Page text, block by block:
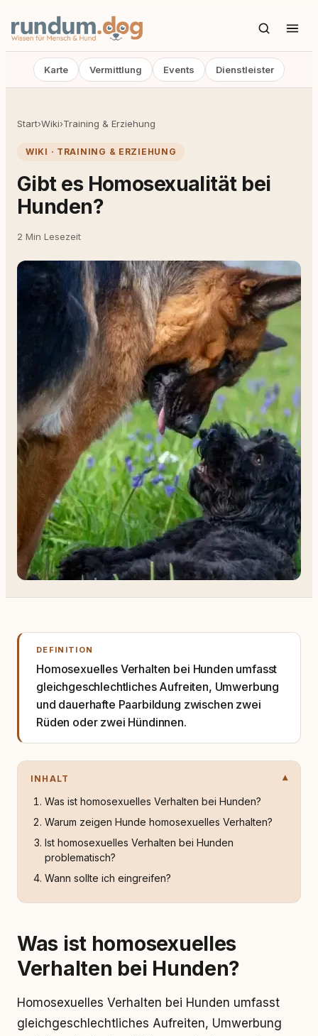
Karte Vermittlung Events Dienstleister
Start›Wiki›Training & Erziehung
WIKI · TRAINING & ERZIEHUNG
Gibt es Homosexualität bei
Hunden?
2 Min Lesezeit
DEFINITION
Homosexuelles Verhalten bei Hunden umfasst
gleichgeschlechtliches Aufreiten, Umwerbung
und dauerhafte Paarbildung zwischen zwei
Rüden oder zwei Hündinnen.
INHALT
Was ist homosexuelles Verhalten bei Hunden?
Warum zeigen Hunde homosexuelles Verhalten?
Ist homosexuelles Verhalten bei Hunden
problematisch?
Wann sollte ich eingreifen?
Was ist homosexuelles
Verhalten bei Hunden?
Homosexuelles Verhalten bei Hunden umfasst
gleichgeschlechtliches Aufreiten, Umwerbung